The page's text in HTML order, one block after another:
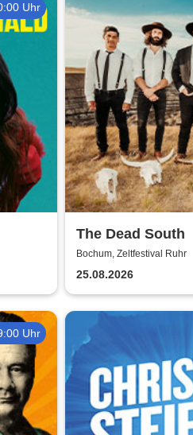
Uhr
The Dead South
Bochum, Zeltfestival Ruhr
25.08.2026
Uhr